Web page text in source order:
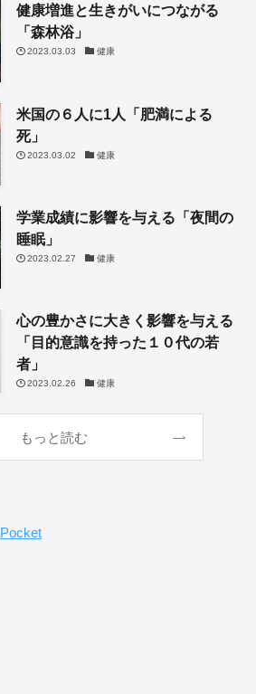
健康増進と生きがいにつながる
「森林浴」
2023.03.03 健康
米国の６人に1人「肥満による
死」
2023.03.02 健康
学業成績に影響を与える「夜間の
睡眠」
2023.02.27 健康
心の豊かさに大きく影響を与える
「目的意識を持った１０代の若
者」
2023.02.26 健康
もっと読む
Pocket